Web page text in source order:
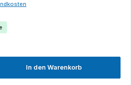
In den Warenkorb